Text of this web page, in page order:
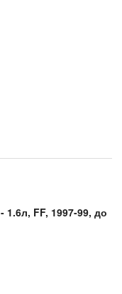
1.6л, FF, 1997-99, до